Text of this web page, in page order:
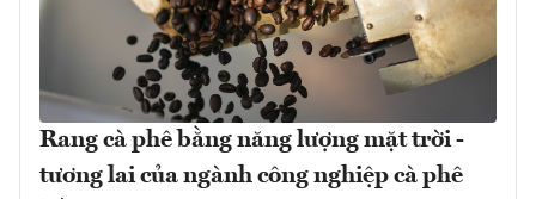
Rang cà phê bằng năng lượng mặt trời -
tương lai của ngành công nghiệp cà phê